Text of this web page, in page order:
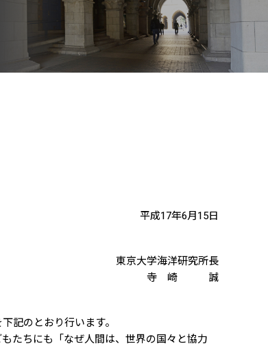
平成17年6月15日
東京大学海洋研究所長
寺 崎 誠
記のとおり行います。
たちにも「なぜ人間は、世界の国々と協力